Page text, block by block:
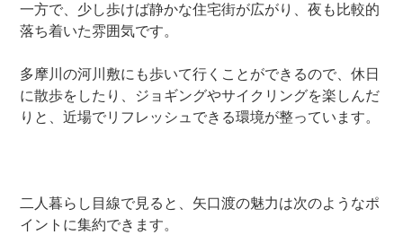
一方で、少し歩けば静かな住宅街が広がり、夜も比較的
落ち着いた雰囲気です。
多摩川の河川敷にも歩いて行くことができるので、休日
に散歩をしたり、ジョギングやサイクリングを楽しんだ
りと、近場でリフレッシュできる環境が整っています。
二人暮らし目線で見ると、矢口渡の魅力は次のようなポ
イントに集約できます。